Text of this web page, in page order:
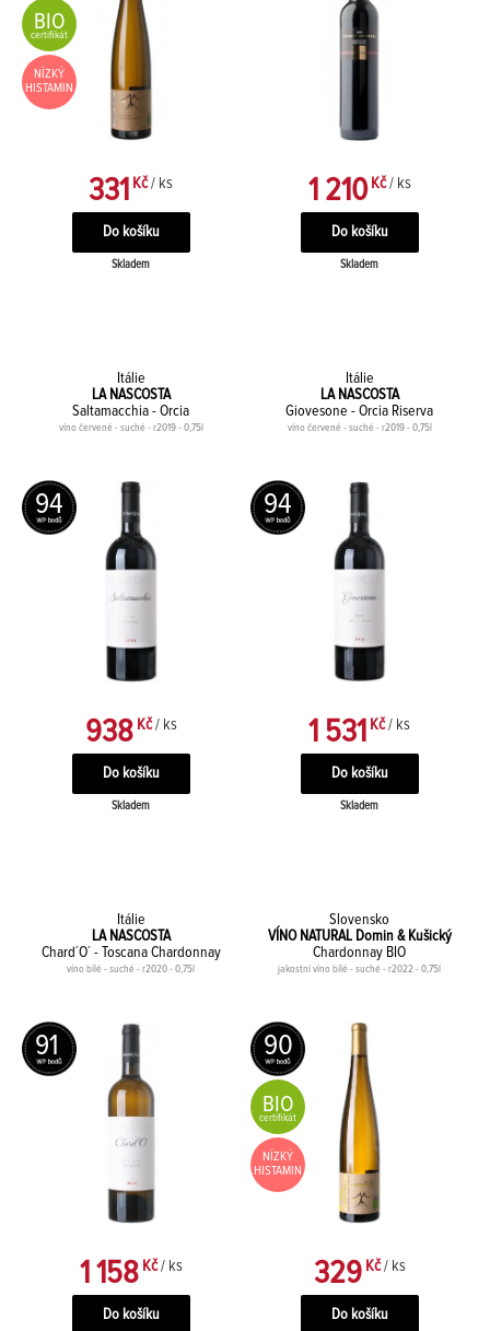
BIO
certifikát
NÍZKÝ
HISTAMIN
331 Kč / ks
Skladem
1 210Kč / ks
Skladem
Itálie
LA NASCOSTA
Saltamacchia - Orcia
víno červené - suché - r2019 - 0,75l
94
938Kč / ks
Skladem
Itálie
LA NASCOSTA
Giovesone - Orcia Riserva
víno červené - suché - r2019 - 0,75l
94
1 531 Kč / ks
Skladem
Itálie
LA NASCOSTA
Chard´O´ - Toscana Chardonnay
víno bílé - suché - r2020 - 0,75l
91
1 158Kč / ks
Slovensko
VÍNO NATURAL Domin & Kušický
Chardonnay BIO
jakostní víno bílé - suché - r2022 - 0,75l
90
BIO
certifikát
NÍZKÝ
HISTAMIN
329Kč / ks